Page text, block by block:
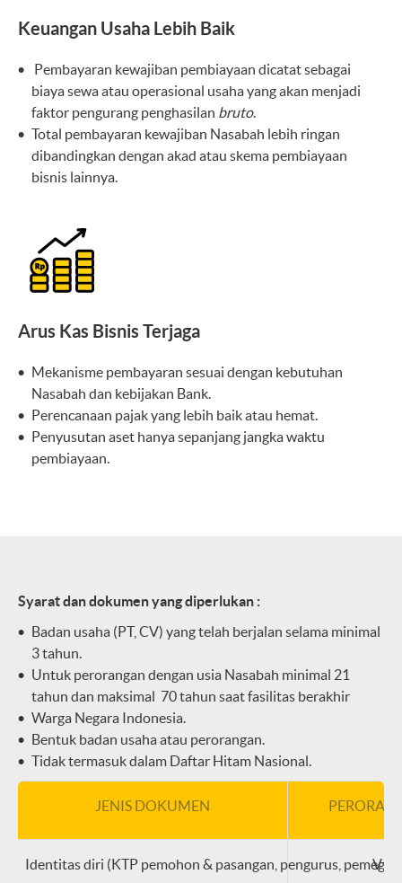
Keuangan Usaha Lebih Baik
Pembayaran kewajiban pembiayaan dicatat sebagai
biaya sewa atau operasional usaha yang akan menjadi
faktor pengurang penghasilan bruto.
Total pembayaran kewajiban Nasabah lebih ringan
dibandingkan dengan akad atau skema pembiayaan
bisnis lainnya.
Arus Kas Bisnis Terjaga
Mekanisme pembayaran sesuai dengan kebutuhan
Nasabah dan kebijakan Bank.
Perencanaan pajak yang lebih baik atau hemat.
Penyusutan aset hanya sepanjang jangka waktu
pembiayaan.
Syarat dan dokumen yang diperlukan :
Badan usaha (PT, CV) yang telah berjalan selama minimal
3 tahun.
Untuk perorangan dengan usia Nasabah minimal 21
tahun dan maksimal 70 tahun saat fasilitas berakhir
Warga Negara Indonesia.
Bentuk badan usaha atau perorangan.
Tidak termasuk dalam Daftar Hitam Nasional.
JENIS DOKUMEN
Identitas diri (KTP pemohon & pasangan, pengurus, V